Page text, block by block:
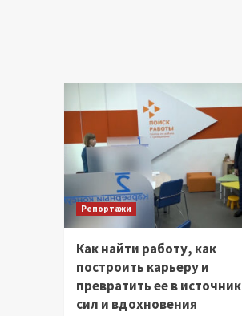
Репортажи
Как найти работу, как
построить карьеру и
превратить ее в источник
сил и вдохновения